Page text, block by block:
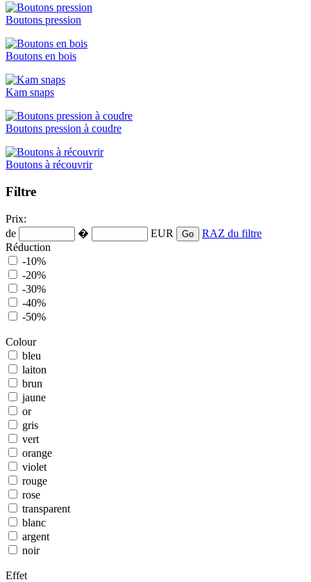
Boutons pression
Boutons en bois
Kam snaps
Boutons pression à coudre
Boutons à récouvrir
Filtre
Prix:
de
� EUR
RAZ du filtre
Réduction
-10%
-20%
-30%
-40%
-50%
Colour
bleu
laiton
brun
jaune
or
gris
vert
orange
violet
rouge
rose
transparent
blanc
argent
noir
Effet